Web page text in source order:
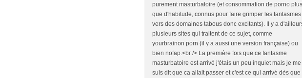
purement masturbatoire (et consommation de porno plus
que d'habitude, connus pour faire grimper les fantasmes
vers des domaines tabous donc excitants). Il y a
plusieurs sites qui traitent de ce sujet, comme
yourbrainon porn (il y a aussi une version française) ou
bien nofap.<br /> La première fois que ce fantasme
masturbatoire est arrivé j'étais un peu inquiet mais je me
suis dit que ca allait passer et c'est ce qui arrivé dès que